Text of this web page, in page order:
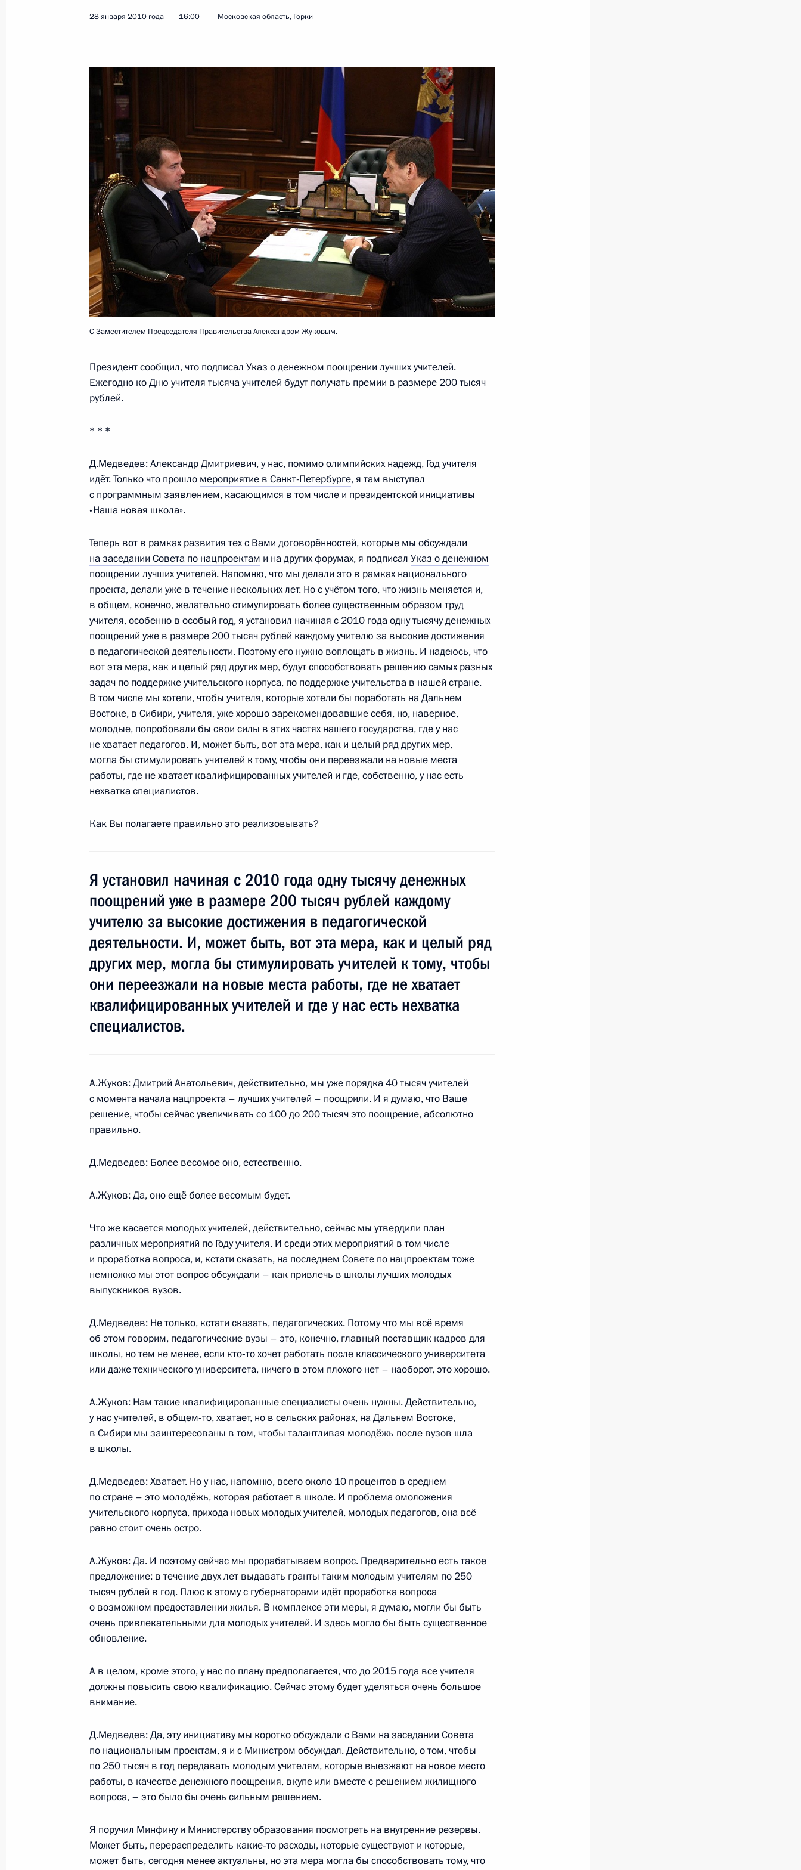
Владимиром Артяковым
26 августа 2010 года, 17:20
Утверждён перечень поручений по итогам заседания Совета
по развитию информационного общества в России
25 августа 2010 года, 16:40
Рабочая встреча с Министром образования и науки Андреем
Фурсенко
25 августа 2010 года, 13:00
Заседание Совета по развитию информационного общества
в России
общеобразовательных учреждениях
Утверждён перечень поручений по итогам встречи с активом
4 июня 2010 года, 13:40
Рабочая встреча с Министром образования и науки Андреем
Фурсенко
31 мая 2010 года, 16:00
Законопроект, касающийся совершенствования правового
положения бюджетных учреждений, обсуждался на специальном
совещании у Президента
Дмитрий Медведев посетил центр образования №627 в Москве
23 апреля 2010 года, 15:00
Поддержка одарённых детей должна стать системной
22 апреля 2010 года, 16:30
Встреча с победителями школьных и студенческих олимпиад
Дмитрий Медведев обсудил с учителями современную систему
оценки знаний школьников
6 марта 2010 года, 14:00
города Сочи
Утверждён перечень поручений по итогам заседания Совета
по реализации приоритетных национальных проектов
5 февраля 2010 года, 08:00
лучших учителей»
28 января 2010 года, 16:30
Рабочая встреча с Заместителем Председателя Правительства
Александром Жуковым
28 января 2010 года, 16:00
Дмитрий Медведев утвердил инициативу «Наша новая школа»
21 января 2010 года, 12:30
Дмитрий Медведев открыл Год учителя в России
время
19 января 2010 года, 16:15
развития государства
19 января 2010 года, 16:00
28 января 2010 года 16:00 Московская область, Горки
С Заместителем Председателя Правительства Александром Жуковым.
Президент сообщил, что подписал Указ о денежном поощрении лучших учителей.
Ежегодно ко Дню учителя тысяча учителей будут получать премии в размере 200 тысяч
рублей.
* * *
Д.Медведев: Александр Дмитриевич, у нас, помимо олимпийских надежд, Год учителя
идёт. Только что прошло мероприятие в Санкт-Петербурге, я там выступал
с программным заявлением, касающимся в том числе и президентской инициативы
«Наша новая школа».
Теперь вот в рамках развития тех с Вами договорённостей, которые мы обсуждали
на заседании Совета по нацпроектам и на других форумах, я подписал Указ о денежном
поощрении лучших учителей. Напомню, что мы делали это в рамках национального
проекта, делали уже в течение нескольких лет. Но с учётом того, что жизнь меняется и,
в общем, конечно, желательно стимулировать более существенным образом труд
учителя, особенно в особый год, я установил начиная с 2010 года одну тысячу денежных
поощрений уже в размере 200 тысяч рублей каждому учителю за высокие достижения
в педагогической деятельности. Поэтому его нужно воплощать в жизнь. И надеюсь, что
вот эта мера, как и целый ряд других мер, будут способствовать решению самых разных
задач по поддержке учительского корпуса, по поддержке учительства в нашей стране.
В том числе мы хотели, чтобы учителя, которые хотели бы поработать на Дальнем
Востоке, в Сибири, учителя, уже хорошо зарекомендовавшие себя, но, наверное,
молодые, попробовали бы свои силы в этих частях нашего государства, где у нас
не хватает педагогов. И, может быть, вот эта мера, как и целый ряд других мер,
могла бы стимулировать учителей к тому, чтобы они переезжали на новые места
работы, где не хватает квалифицированных учителей и где, собственно, у нас есть
нехватка специалистов.
Как Вы полагаете правильно это реализовывать?
Я установил начиная с 2010 года одну тысячу денежных
поощрений уже в размере 200 тысяч рублей каждому
учителю за высокие достижения в педагогической
деятельности. И, может быть, вот эта мера, как и целый ряд
других мер, могла бы стимулировать учителей к тому, чтобы
они переезжали на новые места работы, где не хватает
квалифицированных учителей и где у нас есть нехватка
специалистов.
А.Жуков: Дмитрий Анатольевич, действительно, мы уже порядка 40 тысяч учителей
с момента начала нацпроекта – лучших учителей – поощрили. И я думаю, что Ваше
решение, чтобы сейчас увеличивать со 100 до 200 тысяч это поощрение, абсолютно
правильно.
Д.Медведев: Более весомое оно, естественно.
А.Жуков: Да, оно ещё более весомым будет.
Что же касается молодых учителей, действительно, сейчас мы утвердили план
различных мероприятий по Году учителя. И среди этих мероприятий в том числе
и проработка вопроса, и, кстати сказать, на последнем Совете по нацпроектам тоже
немножко мы этот вопрос обсуждали – как привлечь в школы лучших молодых
выпускников вузов.
Д.Медведев: Не только, кстати сказать, педагогических. Потому что мы всё время
об этом говорим, педагогические вузы – это, конечно, главный поставщик кадров для
школы, но тем не менее, если кто‑то хочет работать после классического университета
или даже технического университета, ничего в этом плохого нет – наоборот, это хорошо.
А.Жуков: Нам такие квалифицированные специалисты очень нужны. Действительно,
у нас учителей, в общем‑то, хватает, но в сельских районах, на Дальнем Востоке,
в Сибири мы заинтересованы в том, чтобы талантливая молодёжь после вузов шла
в школы.
Д.Медведев: Хватает. Но у нас, напомню, всего около 10 процентов в среднем
по стране – это молодёжь, которая работает в школе. И проблема омоложения
учительского корпуса, прихода новых молодых учителей, молодых педагогов, она всё
равно стоит очень остро.
А.Жуков: Да. И поэтому сейчас мы прорабатываем вопрос. Предварительно есть такое
предложение: в течение двух лет выдавать гранты таким молодым учителям по 250
тысяч рублей в год. Плюс к этому с губернаторами идёт проработка вопроса
о возможном предоставлении жилья. В комплексе эти меры, я думаю, могли бы быть
очень привлекательными для молодых учителей. И здесь могло бы быть существенное
обновление.
А в целом, кроме этого, у нас по плану предполагается, что до 2015 года все учителя
должны повысить свою квалификацию. Сейчас этому будет уделяться очень большое
внимание.
Д.Медведев: Да, эту инициативу мы коротко обсуждали с Вами на заседании Совета
по национальным проектам, я и с Министром обсуждал. Действительно, о том, чтобы
по 250 тысяч в год передавать молодым учителям, которые выезжают на новое место
работы, в качестве денежного поощрения, вкупе или вместе с решением жилищного
вопроса, – это было бы очень сильным решением.
Я поручил Минфину и Министерству образования посмотреть на внутренние резервы.
Может быть, перераспределить какие‑то расходы, которые существуют и которые,
может быть, сегодня менее актуальны, но эта мера могла бы способствовать тому, что